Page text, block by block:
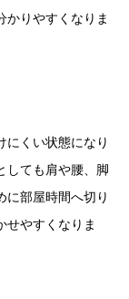
かりやすくなりま
にくい状態になり
しても肩や腰、脚
に部屋時間へ切り
せやすくなりま